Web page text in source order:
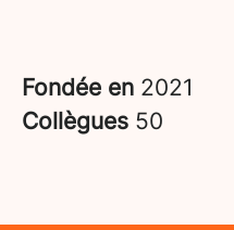
Fondée en 2021
Collègues 50